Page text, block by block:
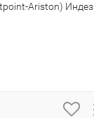
Ariston)